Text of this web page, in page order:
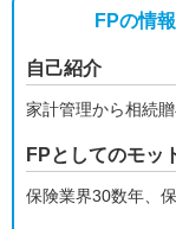
FPの情報
自己紹介
家計管理から相続
FPとしてのモッ
保険業界30数年、